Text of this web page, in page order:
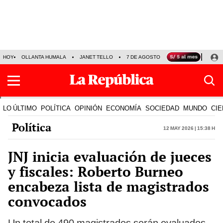
HOY OLLANTA HUMALA JANET TELLO 7 DE AGOSTO TINKA RESULTADOS
LO ÚLTIMO POLÍTICA OPINIÓN ECONOMÍA SOCIEDAD MUNDO
Política 12 May 2026 | 15:38 h
JNJ inicia evaluación de jueces
y fiscales: Roberto Burneo
encabeza lista de magistrados
convocados